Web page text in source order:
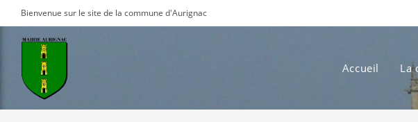
to
content
Bienvenue sur le site de la commune d'Aurignac
Accueil La